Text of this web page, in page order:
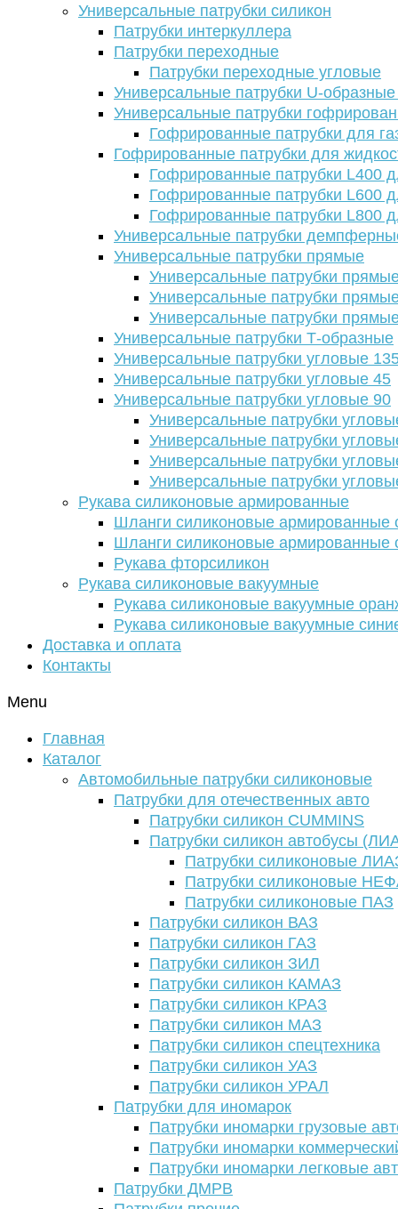
Универсальные патрубки силикон
Патрубки интеркуллера
Патрубки переходные
Патрубки переходные угловые
Универсальные патрубки U-
Универсальные патрубки
Гофрированные патрубки для
Гофрированные патрубки для
Гофрированные патрубки L400
Гофрированные патрубки L600
Гофрированные патрубки L800
Универсальные патрубки
Универсальные патрубки прямые
Универсальные патрубки
Универсальные патрубки
Универсальные патрубки
Универсальные патрубки Т-образные
Универсальные патрубки угловые
Универсальные патрубки угловые 45
Универсальные патрубки угловые 90
Универсальные патрубки
Универсальные патрубки
Универсальные патрубки
Универсальные патрубки
Рукава силиконовые армированные
Шланги силиконовые армированные
Шланги силиконовые армированные
Рукава фторсиликон
Рукава силиконовые вакуумные
Рукава силиконовые вакуумные
Рукава силиконовые вакуумные
Доставка и оплата
Контакты
Menu
Главная
Каталог
Автомобильные патрубки силиконовые
Патрубки для отечественных авто
Патрубки силикон CUMMINS
Патрубки силикон автобусы
Патрубки силиконовые
Патрубки силиконовые
Патрубки силиконовые ПАЗ
Патрубки силикон ВАЗ
Патрубки силикон ГАЗ
Патрубки силикон ЗИЛ
Патрубки силикон КАМАЗ
Патрубки силикон КРАЗ
Патрубки силикон МАЗ
Патрубки силикон спецтехника
Патрубки силикон УАЗ
Патрубки силикон УРАЛ
Патрубки для иномарок
Патрубки иномарки грузовые
Патрубки иномарки
Патрубки иномарки легковые
Патрубки ДМРВ